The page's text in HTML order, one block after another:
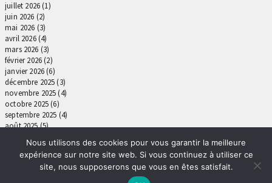
juillet 2026(1)
juin 2026 (2)
mai 2026 (3)
avril 2026(4)
mars 2026 (3)
février 2026(2)
janvier 2026(6)
décembre 2025(3)
novembre 2025(4)
octobre 2025(6)
septembre 2025 (4)
août 2025(5)
juin 2025(4)
mai 2025(4)
(5)
Nous utilisons des cookies pour vous garantir la meilleure
expérience sur notre site web. Si vous continuez à utiliser ce
site, nous supposerons que vous en êtes satisfait.